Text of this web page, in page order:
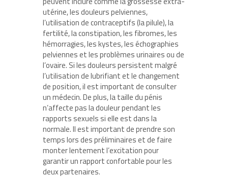
utérine, les douleurs pelviennes,
l’utilisation de contraceptifs (la pilule), la
fertilité, la constipation, les fibromes, les
hémorragies, les kystes, les échographies
pelviennes et les problèmes urinaires ou de
l’ovaire. Si les douleurs persistent malgré
l’utilisation de lubrifiant et le changement
de position, il est important de consulter
un médecin. De plus, la taille du pénis
n’affecte pas la douleur pendant les
rapports sexuels si elle est dans la
normale. Il est important de prendre son
temps lors des préliminaires et de faire
monter lentement l’excitation pour
garantir un rapport confortable pour les
deux partenaires.